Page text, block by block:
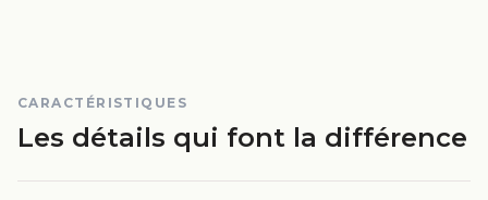
CARACTÉRISTIQUES
Les détails qui font la différence